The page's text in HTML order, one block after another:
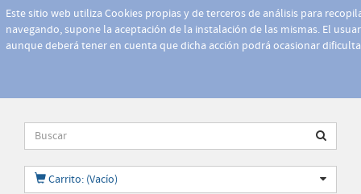
Este sitio web utiliza Cookies propias y de terceros de análisis para
navegando, supone la aceptación de la instalación de las mismas. El
aunque deberá tener en cuenta que dicha acción podrá ocasionar
Carrito: (Vacío)